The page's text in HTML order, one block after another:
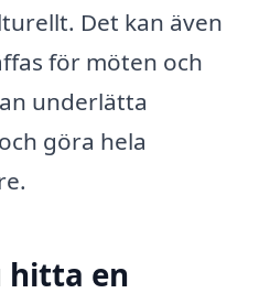
Det kan även
för möten och
underlätta
göra hela
hitta en